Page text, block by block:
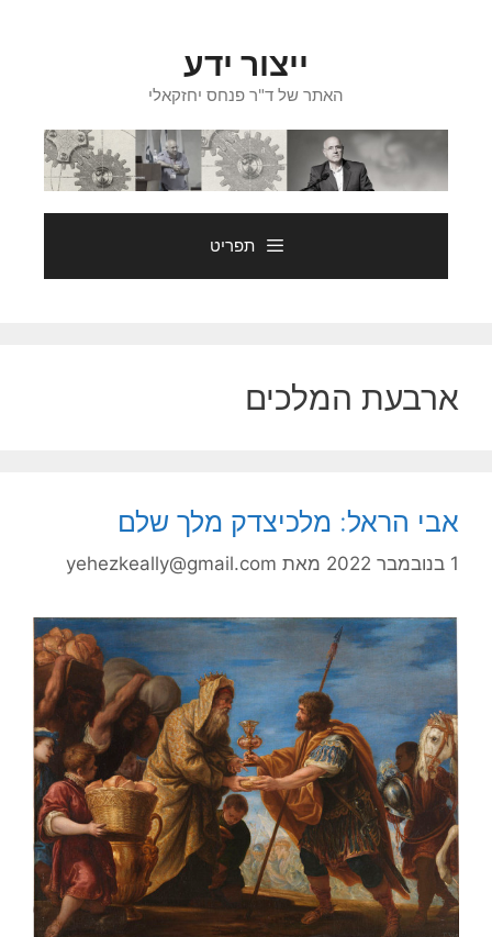
ייצור ידע
האתר של ד"ר פנחס יחזקאלי
תפריט
ארבעת המלכים
אבי הראל: מלכיצדק מלך שלם
1 בנובמבר 2022 מאת yehezkeally@gmail.com